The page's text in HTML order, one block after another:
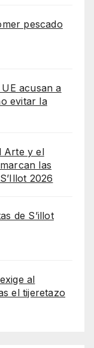
pescado
acusan a
evitar la
Arte y el
las
2026
de S’illot
al
el tijeretazo